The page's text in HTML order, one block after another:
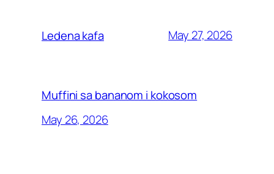
Ledena kafa May 27, 2026
Muffini sa bananom i kokosom
May 26, 2026